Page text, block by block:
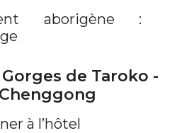
aborigène :
de Taroko -
Chenggong
à l’hôtel